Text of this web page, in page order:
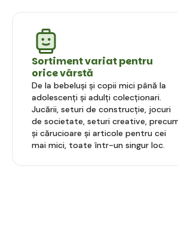
Sortiment variat pentru
orice vârstă
De la bebeluși și copii mici până la
adolescenți și adulți colecționari.
Jucării, seturi de construcție, jocuri
de societate, seturi creative,
și cărucioare și articole pentru cei
mai mici, toate într-un singur loc.